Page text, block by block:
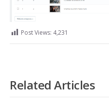
Post Views: 4,231
Related Articles